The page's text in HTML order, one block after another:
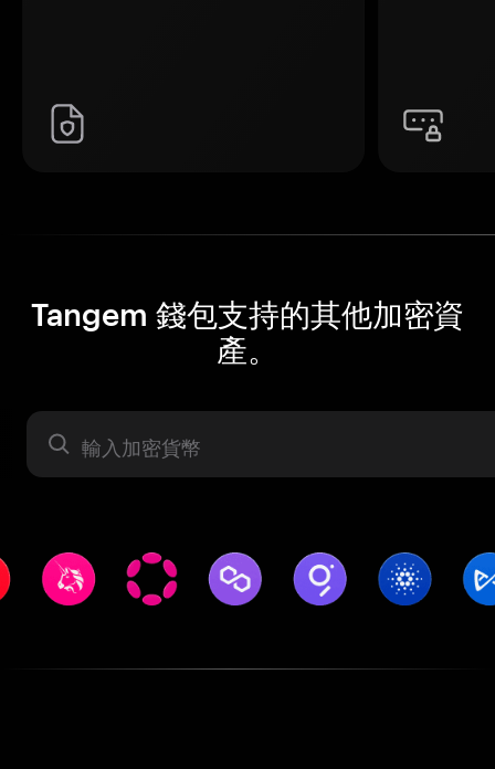
Tangem 錢包支持的其他加密資
產。
資產